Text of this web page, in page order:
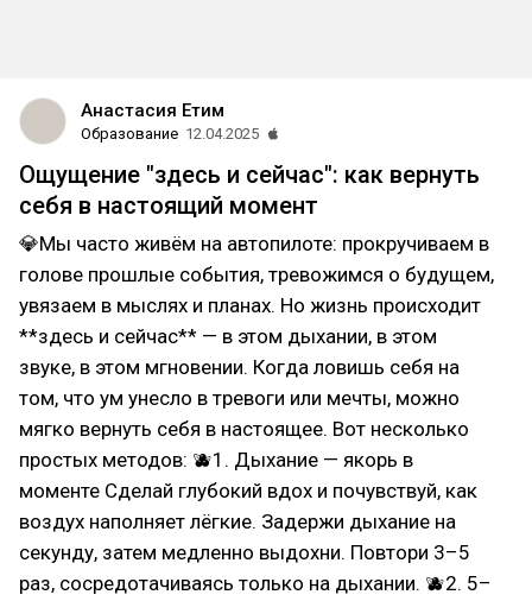
Анастасия Етим
Образование 12.04.2025
Ощущение "здесь и сейчас": как вернуть
себя в настоящий момент
💎Мы часто живём на автопилоте: прокручиваем в
голове прошлые события, тревожимся о будущем,
увязаем в мыслях и планах. Но жизнь происходит
**здесь и сейчас** — в этом дыхании, в этом
звуке, в этом мгновении. Когда ловишь себя на
том, что ум унесло в тревоги или мечты, можно
мягко вернуть себя в настоящее. Вот несколько
простых методов: 🫐1. Дыхание — якорь в
моменте Сделай глубокий вдох и почувствуй, как
воздух наполняет лёгкие. Задержи дыхание на
секунду, затем медленно выдохни. Повтори 3–5
раз, сосредотачиваясь только на дыхании. 🫐2. 5–